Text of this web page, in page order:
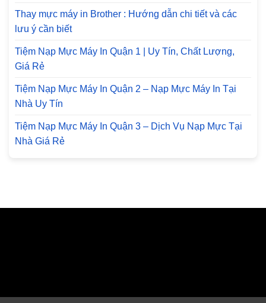
Thay mực máy in Brother : Hướng dẫn chi tiết và các
lưu ý cần biết
Tiệm Nạp Mực Máy In Quận 1 | Uy Tín, Chất Lượng,
Giá Rẻ
Tiệm Nạp Mực Máy In Quận 2 – Nạp Mực Máy In Tại
Nhà Uy Tín
Tiệm Nạp Mực Máy In Quận 3 – Dịch Vụ Nạp Mực Tại
Nhà Giá Rẻ